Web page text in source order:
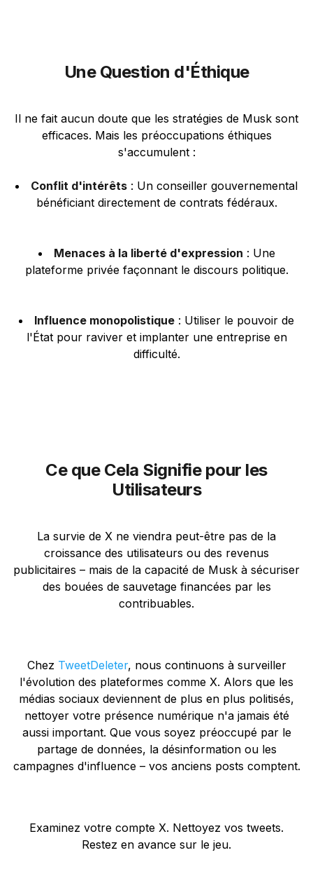
Une Question d'Éthique
Il ne fait aucun doute que les stratégies de Musk sont
efficaces. Mais les préoccupations éthiques
s'accumulent :
Conflit d'intérêts : Un conseiller gouvernemental
bénéficiant directement de contrats fédéraux.
Menaces à la liberté d'expression : Une
plateforme privée façonnant le discours politique.
Influence monopolistique : Utiliser le pouvoir de
l'État pour raviver et implanter une entreprise en
difficulté.
Ce que Cela Signifie pour les
Utilisateurs
La survie de X ne viendra peut-être pas de la
croissance des utilisateurs ou des revenus
publicitaires – mais de la capacité de Musk à sécuriser
des bouées de sauvetage financées par les
contribuables.
Chez TweetDeleter, nous continuons à surveiller
l'évolution des plateformes comme X. Alors que les
médias sociaux deviennent de plus en plus politisés,
nettoyer votre présence numérique n'a jamais été
aussi important. Que vous soyez préoccupé par le
partage de données, la désinformation ou les
campagnes d'influence – vos anciens posts comptent.
Examinez votre compte X. Nettoyez vos tweets.
Restez en avance sur le jeu.